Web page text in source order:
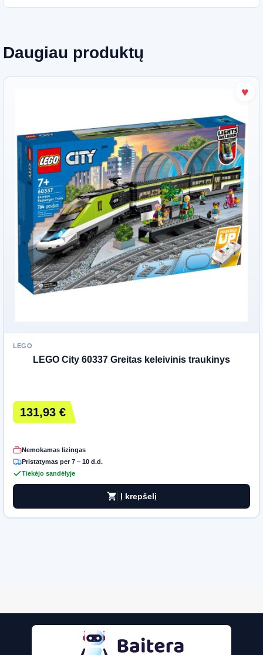
Daugiau produktų
LEGO
LEGO City 60337 Greitas keleivinis traukinys
131,93 €
Nemokamas lizingas
Pristatymas per 7 – 10 d.d.
Tiekėjo sandėlyje
shopping_cart Į krepšelį